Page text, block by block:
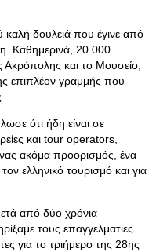
καλή δουλειά που έγινε από
Καθημερινά, 20.000
Ακρόπολης και το Μουσείο,
επιπλέον γραμμής που
ότι ήδη είναι σε
και tour operators,
ακόμα προορισμός, ένα
ελληνικό τουρισμό και για
από δύο χρόνια
τους επαγγελματίες.
για το τριήμερο της 28ης